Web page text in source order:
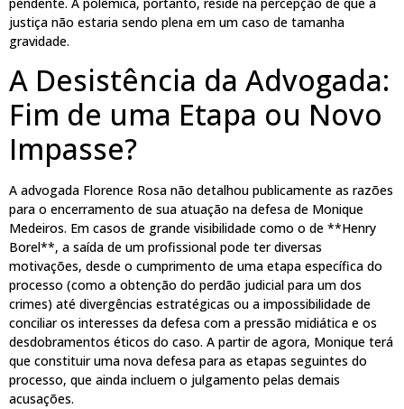
justiça não estaria sendo plena em um caso de tamanha
gravidade.
A Desistência da Advogada:
Fim de uma Etapa ou Novo
Impasse?
A advogada Florence Rosa não detalhou publicamente as razões
para o encerramento de sua atuação na defesa de Monique
Medeiros. Em casos de grande visibilidade como o de **Henry
Borel**, a saída de um profissional pode ter diversas
motivações, desde o cumprimento de uma etapa específica do
processo (como a obtenção do perdão judicial para um dos
crimes) até divergências estratégicas ou a impossibilidade de
conciliar os interesses da defesa com a pressão midiática e os
desdobramentos éticos do caso. A partir de agora, Monique terá
que constituir uma nova defesa para as etapas seguintes do
processo, que ainda incluem o julgamento pelas demais
acusações.